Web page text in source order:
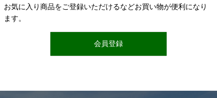
お気に入り商品をご登録いただけるなどお買い物が便利になり
ます。
会員登録